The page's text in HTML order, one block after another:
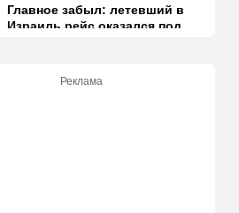
Главное забыл: летевший в
Израиль рейс оказался под
ИзраильРеклама